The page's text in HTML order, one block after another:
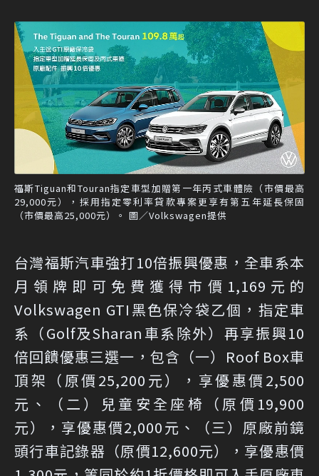
福斯Tiguan和Touran指定車型加贈第一年丙式車體險（市價最高
29,000元），採用指定零利率貸款專案更享有第五年延長保固
（市價最高25,000元）。 圖／Volkswagen提供
台灣福斯汽車強打10倍振興優惠，全車系本
月領牌即可免費獲得市價1,169元的
Volkswagen GTI黑色保冷袋乙個，指定車
系（Golf及Sharan車系除外）再享振興10
倍回饋優惠三選一，包含（一）Roof Box車
頂架（原價25,200元），享優惠價2,500
元、（二）兒童安全座椅（原價19,900
元），享優惠價2,000元、（三）原廠前鏡
頭行車記錄器（原價12,600元），享優惠價